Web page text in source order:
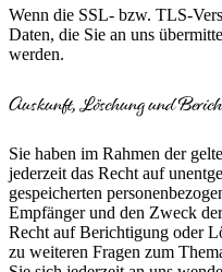
Wenn die SSL- bzw. TLS-
Daten, die Sie an uns
werden.
Auskunft, Löschung und
Sie haben im Rahmen der
jederzeit das Recht auf
gespeicherten
Empfänger und den Zweck
Recht auf Berichtigung oder
zu weiteren Fragen zum